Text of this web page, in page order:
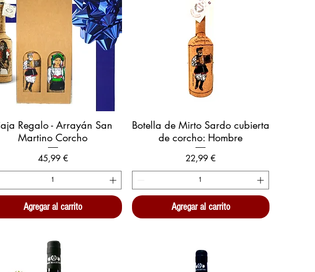
Vista rápida
Regalo - Arrayán San
Martino Corcho
Precio
45,99 €
Agregar al carrito
Vista rápida
Botella de Mirto Sardo cubierta
de corcho: Hombre
Precio
22,99 €
Agregar al carrito